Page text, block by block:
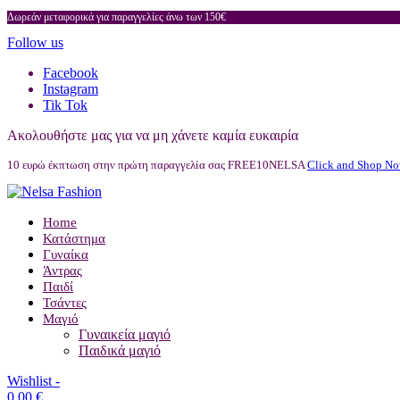
Δωρεάν μεταφορικά για παραγγελίες άνω των 150€
Follow us
Facebook
Instagram
Tik Tok
Ακολουθήστε μας για να μη χάνετε καμία ευκαιρία
10 ευρώ έκπτωση στην πρώτη παραγγελία σας FREE10NELSAClick and Shop
Home
Κατάστημα
Γυναίκα
Άντρας
Παιδί
Τσάντες
Μαγιό
Γυναικεία μαγιό
Παιδικά μαγιό
Wishlist -
0,00 €